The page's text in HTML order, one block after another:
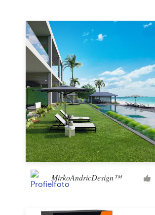
MirkoAndricDesign™
Word een designer